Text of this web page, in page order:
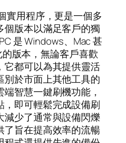
實用程序，更是一個多
個版本以滿足客戶的獨
是 Windows、Mac 甚
版本，無論客戶喜歡
它都可以為其提供靈活
別於市面上其他工具的
智慧一鍵刷機功能，
，即可輕鬆完成設備刷
減少了通常與設備閃爍
了旨在提高效率的流暢